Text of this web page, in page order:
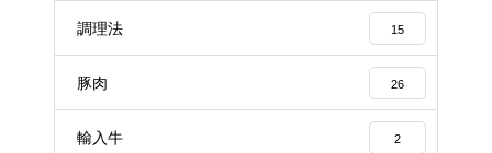
調理法 15
豚肉 26
輸入牛 2